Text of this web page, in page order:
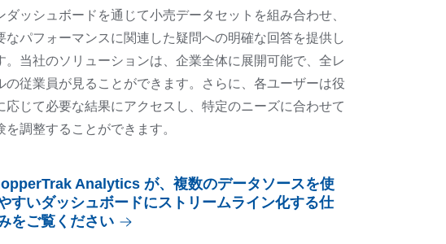
ダッシュボードを通じて小売データセットを組み合わせ、
なパフォーマンスに関連した疑問への明確な回答を提供し
。当社のソリューションは、企業全体に展開可能で、全レ
の従業員が見ることができます。さらに、各ユーザーは役
応じて必要な結果にアクセスし、特定のニーズに合わせて
を調整することができます。
Analytics が、複数のデータソースを使
すいダッシュボードにストリームライン化する仕
をご覧ください